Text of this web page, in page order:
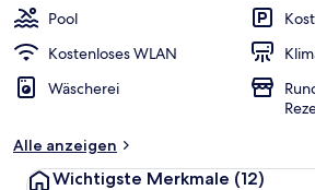
Pool
Kostenloses WLAN
Wäscherei
Alle anzeigen
Wichtigste Merkmale (12)